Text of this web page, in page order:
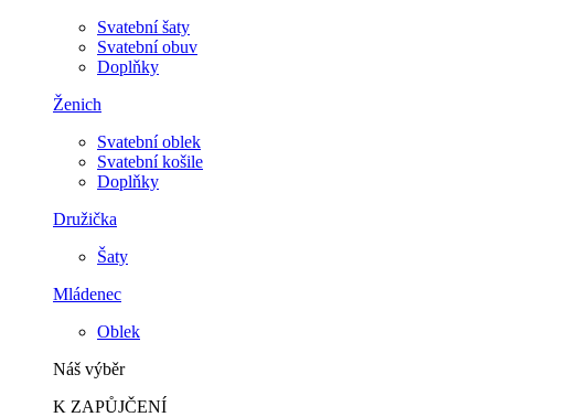
Svatební šaty
Svatební obuv
Doplňky
Ženich
Svatební oblek
Svatební košile
Doplňky
Družička
Šaty
Mládenec
Oblek
Náš výběr
K ZAPŮJČENÍ